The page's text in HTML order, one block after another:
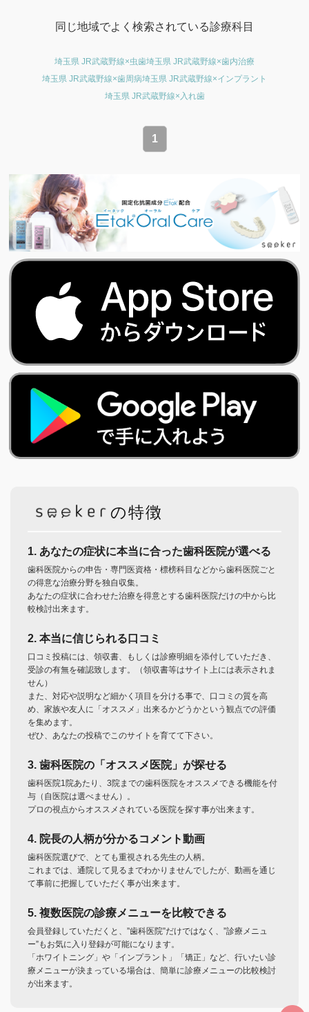
同じ地域でよく検索されている診療科目
埼玉県 JR武蔵野線×虫歯埼玉県 JR武蔵野線×歯内治療
埼玉県 JR武蔵野線×歯周病埼玉県 JR武蔵野線×インプラント
埼玉県 JR武蔵野線×入れ歯
1
の特徴
1. あなたの症状に本当に合った歯科医院が選べる
歯科医院からの申告・専門医資格・標榜科目などから歯科医院ごと
の得意な治療分野を独自収集。
あなたの症状に合わせた治療を得意とする歯科医院だけの中から比
較検討出来ます。
2. 本当に信じられる口コミ
口コミ投稿には、領収書、もしくは診療明細を添付していただき、
受診の有無を確認致します。（領収書等はサイト上には表示されま
せん）
また、対応や説明など細かく項目を分ける事で、口コミの質を高
め、家族や友人に「オススメ」出来るかどうかという観点での評価
を集めます。
ぜひ、あなたの投稿でこのサイトを育てて下さい。
3. 歯科医院の「オススメ医院」が探せる
歯科医院1院あたり、3院までの歯科医院をオススメできる機能を付
与（自医院は選べません）。
プロの視点からオススメされている医院を探す事が出来ます。
4. 院長の人柄が分かるコメント動画
歯科医院選びで、とても重視される先生の人柄。
これまでは、通院して見るまでわかりませんでしたが、動画を通じ
て事前に把握していただく事が出来ます。
5. 複数医院の診療メニューを比較できる
会員登録していただくと、”歯科医院”だけではなく、”診療メニュ
ー”もお気に入り登録が可能になります。
「ホワイトニング」や「インプラント」「矯正」など、行いたい診
療メニューが決まっている場合は、簡単に診療メニューの比較検討
が出来ます。